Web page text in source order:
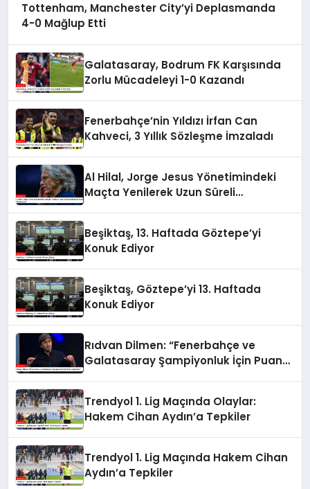
Tottenham, Manchester City’yi Deplasmanda
4-0 Mağlup Etti
Galatasaray, Bodrum FK Karşısında
Zorlu Mücadeleyi 1-0 Kazandı
Fenerbahçe’nin Yıldızı İrfan Can
Kahveci, 3 Yıllık Sözleşme İmzaladı
Al Hilal, Jorge Jesus Yönetimindeki
Maçta Yenilerek Uzun Süreli
Beşiktaş, 13. Haftada Göztepe’yi
Konuk Ediyor
Beşiktaş, Göztepe’yi 13. Haftada
Konuk Ediyor
Rıdvan Dilmen: “Fenerbahçe ve
Galatasaray Şampiyonluk İçin Puan
Trendyol 1. Lig Maçında Olaylar:
Hakem Cihan Aydın’a Tepkiler
Trendyol 1. Lig Maçında Hakem Cihan
Aydın’a Tepkiler